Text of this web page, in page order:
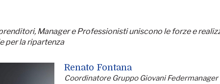
Manager e Professionisti uniscono le forze e
per la ripartenza
Renato Fontana
Coordinatore Gruppo Giovani Federmanager